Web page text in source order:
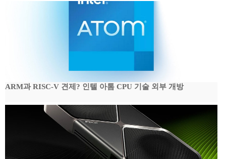
ARM과 RISC-V 견제? 인텔 아톰 CPU 기술 외부 개방